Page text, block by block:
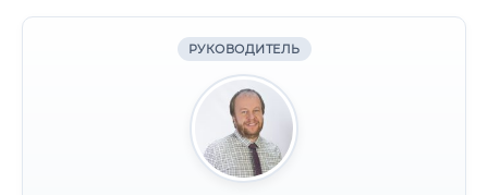
РУКОВОДИТЕЛЬ